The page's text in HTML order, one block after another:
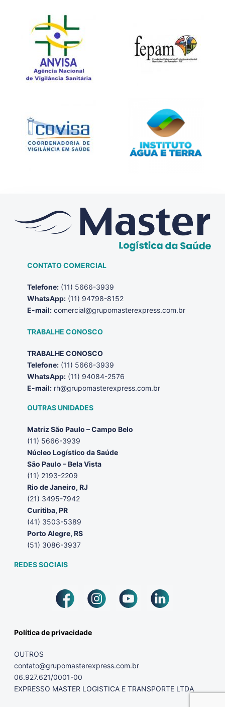
CONTATO COMERCIAL
Telefone: (11) 5666-3939
WhatsApp: (11) 94798-8152
E-mail: comercial@grupomasterexpress.com.br
TRABALHE CONOSCO
TRABALHE CONOSCO
Telefone: (11) 5666-3939
WhatsApp: (11) 94084-2576
E-mail: rh@grupomasterexpress.com.br
OUTRAS UNIDADES
Matriz São Paulo – Campo Belo
(11) 5666-3939
Núcleo Logístico da Saúde
São Paulo – Bela Vista
(11) 2193-2209
Rio de Janeiro, RJ
(21) 3495-7942
Curitiba, PR
(41) 3503-5389
Porto Alegre, RS
(51) 3086-3937
REDES SOCIAIS
Política de privacidade
OUTROS
contato@grupomasterexpress.com.br
06.927.621/0001-00
EXPRESSO MASTER LOGISTICA E TRANSPORTE LTDA